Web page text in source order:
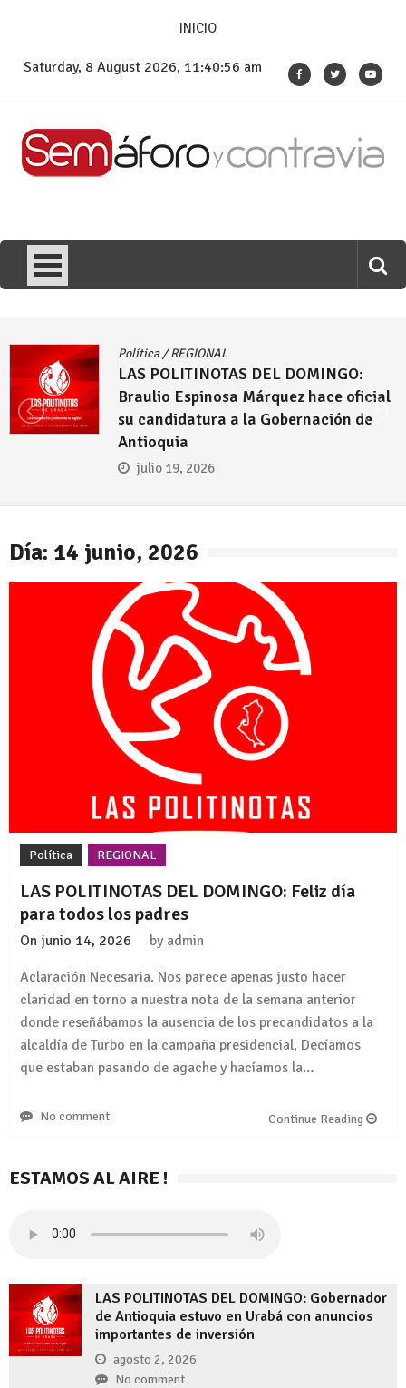
INICIO
Saturday, 8 August 2026, 11:40:56 am
Política/REGIONAL
LAS POLITINOTAS DEL DOMINGO:
Braulio Espinosa Márquez hace oficial
su candidatura a la Gobernación de
Antioquia
julio 19, 2026
Día: 14 junio, 2026
Política REGIONAL
LAS POLITINOTAS DEL DOMINGO: Feliz día
para todos los padres
On junio 14, 2026 by admin
Aclaración Necesaria. Nos parece apenas justo hacer
claridad en torno a nuestra nota de la semana anterior
donde reseñábamos la ausencia de los precandidatos a la
alcaldía de Turbo en la campaña presidencial, Decíamos
que estaban pasando de agache y hacíamos la…
No comment Continue Reading
ESTAMOS AL AIRE !
LAS POLITINOTAS DEL DOMINGO: Gobernador
de Antioquia estuvo en Urabá con anuncios
importantes de inversión
agosto 2, 2026
No comment